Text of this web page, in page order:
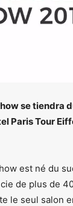
se tiendra
Paris Tour
est né du
de plus de
le seul salon